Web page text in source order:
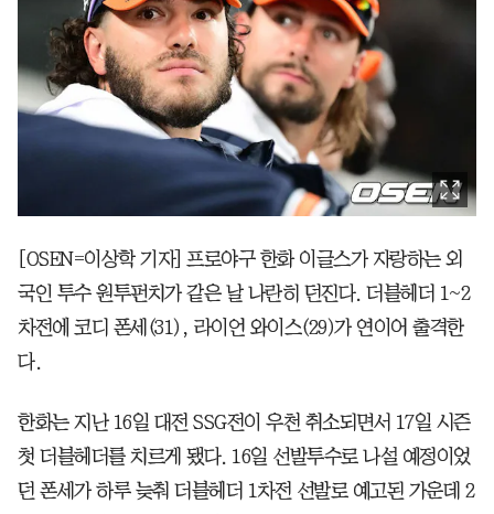
[OSEN=이상학 기자] 프로야구 한화 이글스가 자랑하는 외
국인 투수 원투펀치가 같은 날 나란히 던진다. 더블헤더 1~2
차전에 코디 폰세(31), 라이언 와이스(29)가 연이어 출격한
다.
한화는 지난 16일 대전 SSG전이 우천 취소되면서 17일 시즌
첫 더블헤더를 치르게 됐다. 16일 선발투수로 나설 예정이었
던 폰세가 하루 늦춰 더블헤더 1차전 선발로 예고된 가운데 2